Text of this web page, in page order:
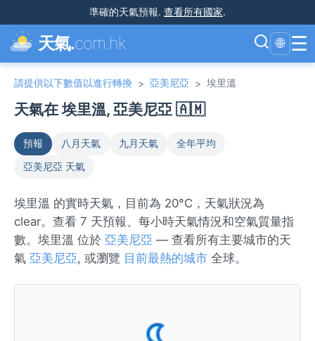
準確的天氣預報. 查看所有國家.
天氣.com.hk 🌐 ☰
請提供以下數值以進行轉換 > 亞美尼亞 > 埃里溫
天氣在 埃里溫, 亞美尼亞 🇦🇲
預報 八月天氣 九月天氣
全年平均
亞美尼亞 天氣
埃里溫 的實時天氣，目前為 20°C，天氣狀況為
clear。查看 7 天預報、每小時天氣情況和空氣質量指
數。埃里溫 位於 亞美尼亞 — 查看所有主要城市的天
氣 亞美尼亞, 或瀏覽 目前最熱的城市 全球。